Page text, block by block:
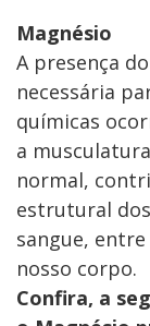
Magnésio
A presença
necessária
químicas
a
normal,
estrutural
sangue,
nosso corpo.
Confira, a